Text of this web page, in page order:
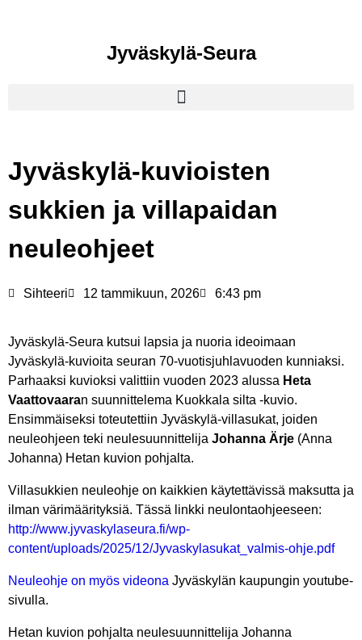
Jyväskylä-Seura
Jyväskylä-kuvioisten
sukkien ja villapaidan
neuleohjeet
Sihteeri 12 tammikuun, 2026 6:43 pm
Jyväskylä-Seura kutsui lapsia ja nuoria ideoimaan
Jyväskylä-kuvioita seuran 70-vuotisjuhlavuoden kunniaksi.
Parhaaksi kuvioksi valittiin vuoden 2023 alussa Heta
Vaattovaaran suunnittelema Kuokkala silta -kuvio.
Ensimmäiseksi toteutettiin Jyväskylä-villasukat, joiden
neuleohjeen teki neulesuunnittelija Johanna Ärje (Anna
Johanna) Hetan kuvion pohjalta.
Villasukkien neuleohje on kaikkien käytettävissä maksutta ja
ilman värimäärityksiä. Tässä linkki neulontaohjeeseen:
http://www.jyvaskylaseura.fi/wp-
content/uploads/2025/12/Jyvaskylasukat_valmis-ohje.pdf
Neuleohje on myös videona Jyväskylän kaupungin youtube-
sivulla.
Hetan kuvion pohjalta neulesuunnittelija Johanna